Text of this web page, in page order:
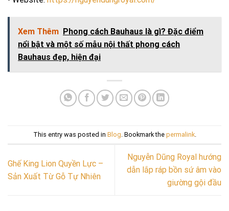
Xem Thêm Phong cách Bauhaus là gì? Đặc điểm
nổi bật và một số mẫu nội thất phong cách
Bauhaus đẹp, hiện đại
This entry was posted in Blog . Bookmark the permalink.
Ghế King Lion Quyền Lực –
Sản Xuất Từ Gỗ Tự Nhiên
Nguyễn Dũng Royal hướng
dẫn lắp ráp bồn sứ âm vào
giường gội đầu